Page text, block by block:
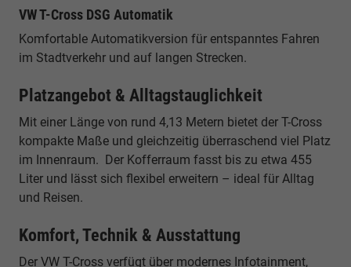
VW T-Cross DSG Automatik
Komfortable Automatikversion für entspanntes Fahren
im Stadtverkehr und auf langen Strecken.
Platzangebot & Alltagstauglichkeit
Mit einer Länge von rund 4,13 Metern bietet der T-Cross
kompakte Maße und gleichzeitig überraschend viel Platz
im Innenraum. Der Kofferraum fasst bis zu etwa 455
Liter und lässt sich flexibel erweitern – ideal für Alltag
und Reisen.
Komfort, Technik & Ausstattung
Der VW T-Cross verfügt über modernes Infotainment,